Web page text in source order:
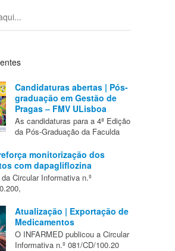
Candidaturas abertas | Pós-
graduação em Gestão de
Pragas – FMV ULisboa
As candidaturas para a 4ª Edição
da Pós-Graduação da Faculda
monitorização dos
com dapagliflozina
Circular Informativa n.º
Atualização | Exportação de
Medicamentos
O INFARMED publicou a Circular
Informativa n.º 081/CD/100.20